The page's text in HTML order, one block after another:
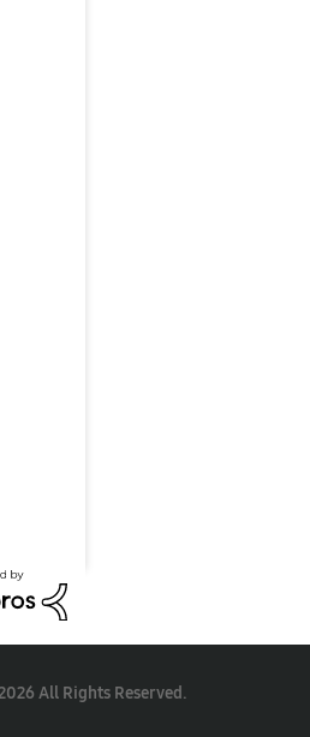
All Rights Reserved.